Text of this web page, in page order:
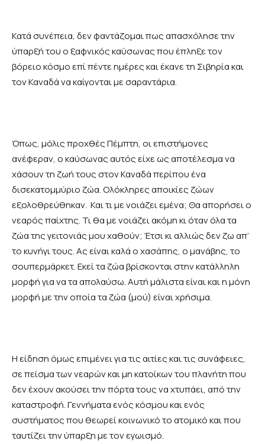
Κατά συνέπεια, δεν φαντάζομαι πως απασχόλησε την
ύπαρξή του ο ξαφνικός καύσωνας που έπληξε τον
βόρειο κόσμο επί πέντε ημέρες και έκανε τη Σιβηρία και
τον Καναδά να καίγονται με σαραντάρια.
Όπως, μόλις προχθές Πέμπτη, οι επιστήμονες
ανέφεραν, ο καύσωνας αυτός είχε ως αποτέλεσμα να
χάσουν τη ζωή τους στον Καναδά περίπου ένα
δισεκατομμύριο ζώα. Ολόκληρες αποικίες ζώων
εξολοθρεύθηκαν. Και τι με νοιάζει εμένα; Θα απορήσει ο
νεαρός παίχτης. Τι θα με νοιάζει ακόμη κι όταν όλα τα
ζώα της γειτονιάς μου χαθούν; Έτσι κι αλλιώς δεν ζω απ’
το κυνήγι τους. Ας είναι καλά ο χασάπης, ο μανάβης, το
σουπερμάρκετ. Εκεί τα ζώα βρίσκονται στην κατάλληλη
μορφή για να τα απολαύσω. Αυτή μάλιστα είναι και η μόνη
μορφή με την οποία τα ζώα (μού) είναι χρήσιμα.
Η είδηση όμως επιμένει για τις αιτίες και τις συνάφειες,
σε πείσμα των νεαρών και μη κατοίκων του πλανήτη που
δεν έχουν ακούσει την πόρτα τους να χτυπάει, από την
καταστροφή. Γεννήματα ενός κόσμου και ενός
συστήματος που θεωρεί κοινωνικό το ατομικό και που
ταυτίζει την ύπαρξη με τον εγωισμό.